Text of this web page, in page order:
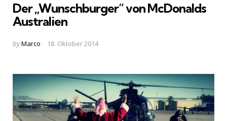
Der „Wunschburger“ von McDonalds
Australien
Posted
byMarco 18. Oktober 2014